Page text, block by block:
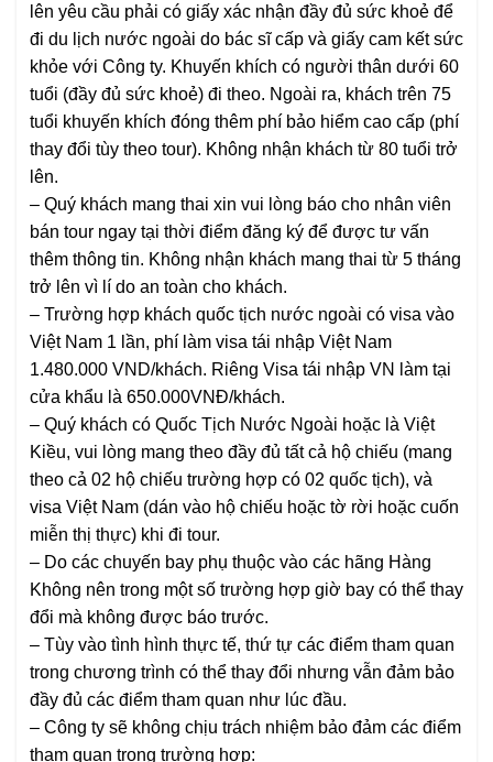
lên yêu cầu phải có giấy xác nhận đầy đủ sức khoẻ để
đi du lịch nước ngoài do bác sĩ cấp và giấy cam kết sức
khỏe với Công ty. Khuyến khích có người thân dưới 60
tuổi (đầy đủ sức khoẻ) đi theo. Ngoài ra, khách trên 75
tuổi khuyến khích đóng thêm phí bảo hiểm cao cấp (phí
thay đổi tùy theo tour). Không nhận khách từ 80 tuổi trở
lên.
– Quý khách mang thai xin vui lòng báo cho nhân viên
bán tour ngay tại thời điểm đăng ký để được tư vấn
thêm thông tin. Không nhận khách mang thai từ 5 tháng
trở lên vì lí do an toàn cho khách.
– Trường hợp khách quốc tịch nước ngoài có visa vào
Việt Nam 1 lần, phí làm visa tái nhập Việt Nam
1.480.000 VND/khách. Riêng Visa tái nhập VN làm tại
cửa khẩu là 650.000VNĐ/khách.
– Quý khách có Quốc Tịch Nước Ngoài hoặc là Việt
Kiều, vui lòng mang theo đầy đủ tất cả hộ chiếu (mang
theo cả 02 hộ chiếu trường hợp có 02 quốc tịch), và
visa Việt Nam (dán vào hộ chiếu hoặc tờ rời hoặc cuốn
miễn thị thực) khi đi tour.
– Do các chuyến bay phụ thuộc vào các hãng Hàng
Không nên trong một số trường hợp giờ bay có thể thay
đổi mà không được báo trước.
– Tùy vào tình hình thực tế, thứ tự các điểm tham quan
trong chương trình có thể thay đổi nhưng vẫn đảm bảo
đầy đủ các điểm tham quan như lúc đầu.
– Công ty sẽ không chịu trách nhiệm bảo đảm các điểm
tham quan trong trường hợp: